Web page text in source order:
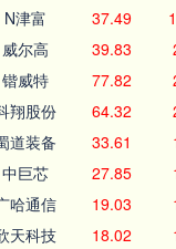
N津富 37.49
威尔高 39.83
锴威特 77.82
翔股份 64.32
道装备 33.61
中巨芯 27.85
哈通信 19.03
天科技 18.02